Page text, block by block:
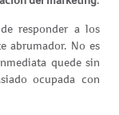
responder a los
abrumador. No es
quede sin
ocupada con